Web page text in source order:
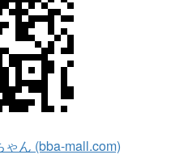
ん (bba-mall.com)